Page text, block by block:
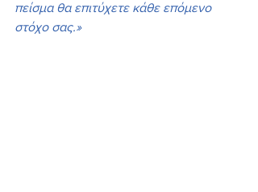
πείσμα θα επιτύχετε κάθε επόμενο
στόχο σας.»